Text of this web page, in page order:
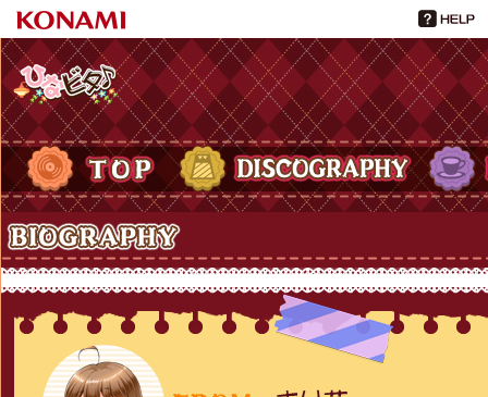
ひなビタ♪
TOP DISCOGRAPHY
Biography